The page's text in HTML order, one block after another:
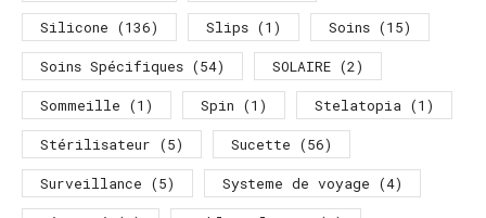
Silicone (136) Slips (1) Soins (15)
Soins Spécifiques (54) SOLAIRE (2)
Sommeille (1) Spin (1) Stelatopia (1)
Stérilisateur (5) Sucette (56)
Surveillance (5) Systeme de voyage (4)